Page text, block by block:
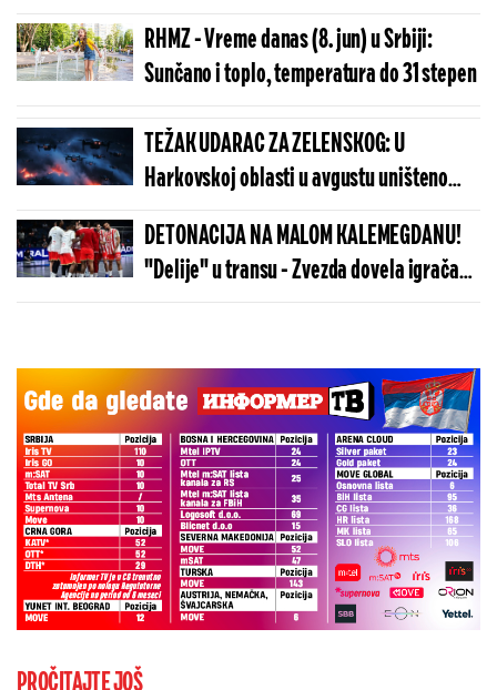
ozbiljno nevreme u ovim delovima zemlje,
temperatura do 32 stepena
RHMZ - Vreme danas (8. jun) u Srbiji:
Sunčano i toplo, temperatura do 31 stepen
TEŽAK UDARAC ZA ZELENSKOG: U
Harkovskoj oblasti u avgustu uništeno
više od 100 „baba jaga“
DETONACIJA NA MALOM KALEMEGDANU!
"Delije" u transu - Zvezda dovela igrača
Real Madrida!
PROČITAJTE JOŠ